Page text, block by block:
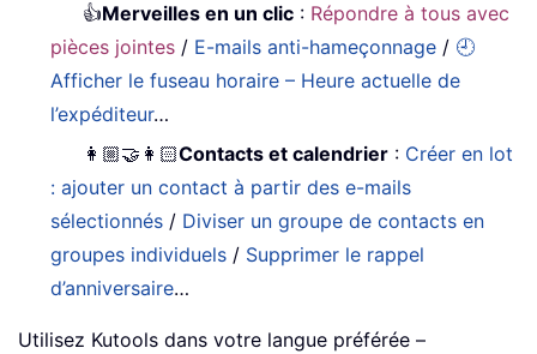
👍Merveilles en un clic : Répondre à tous avec
pièces jointes / E-mails anti-hameçonnage / 🕘
Afficher le fuseau horaire – Heure actuelle de
l’expéditeur…
👩🏼‍🤝‍👩🏻Contacts et calendrier : Créer en lot
: ajouter un contact à partir des e-mails
sélectionnés / Diviser un groupe de contacts en
groupes individuels / Supprimer le rappel
d’anniversaire…
Utilisez Kutools dans votre langue préférée –